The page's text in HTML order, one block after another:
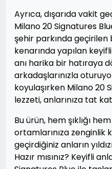
Ayrıca, dışarıda vakit
Milano 20 Signatures
şehir parkında geçirilen
kenarında yapılan
anı harika bir hatıraya
arkadaşlarınızla
koyulaşırken Milano 20
lezzeti, anlarınıza tat
Bu ürün, hem şıklığı
ortamlarınıza zenginlik
geçirdiğiniz anların
Hazır mısınız? Keyifli